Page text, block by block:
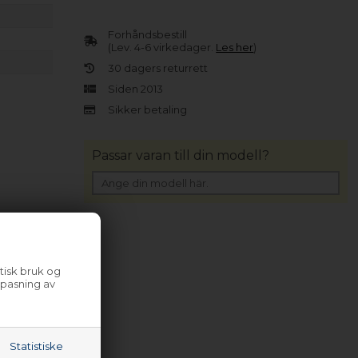
bruk og
av
Statistiske
Forhåndsbestill
(Lev. 4-6 virkedager. Les her)
30 dagers returrett
Siden 2013
Sikker betaling
Passar varan till din modell?